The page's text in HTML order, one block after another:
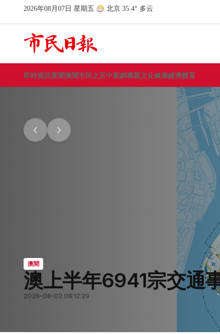
即時資訊要聞澳聞市民之言中新網專題文化健康經濟體育
要聞
要聞
澳聞
澳聞
澳上半年6941宗交通
2026-08-02 08:12:29
澳聞